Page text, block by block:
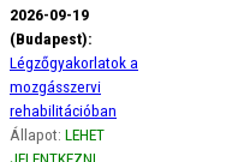
2026-09-19
(Budapest):
Légzőgyakorlatok a
mozgásszervi
rehabilitációban
Állapot: LEHET